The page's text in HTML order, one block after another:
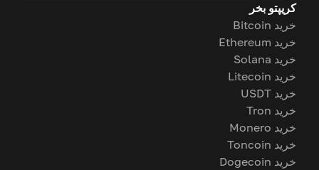
کریپتو بخر
خرید Bitcoin
خرید Ethereum
خرید Solana
خرید Litecoin
خرید USDT
خرید Tron
خرید Monero
خرید Toncoin
خرید Dogecoin